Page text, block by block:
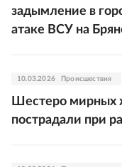
задымление в
атаке ВСУ на
10.03.2026 Происшествия
Шестеро мирных
пострадали при